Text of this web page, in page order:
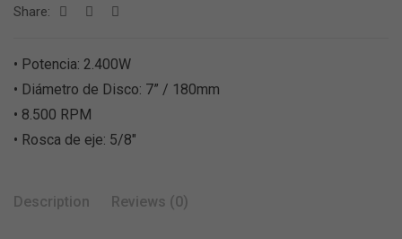
Share:
• Potencia: 2.400W
• Diámetro de Disco: 7” / 180mm
• 8.500 RPM
• Rosca de eje: 5/8″
Description Reviews (0)